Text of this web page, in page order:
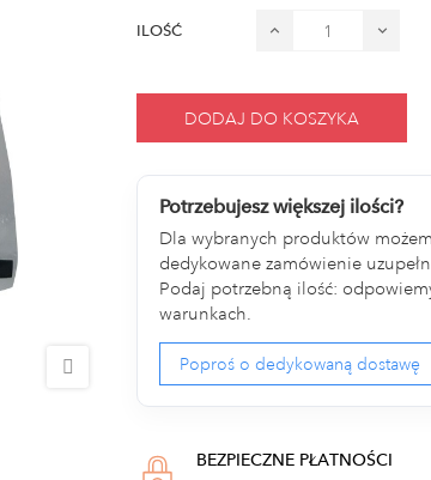
ILOŚĆ
DODAJ DO KOSZYKA
Potrzebujesz większej ilości?
Dla wybranych produktów
dedykowane zamówienie
Podaj potrzebną ilość:
warunkach.
Poproś o dedykowaną dostawę
BEZPIECZNE PŁATNOŚCI